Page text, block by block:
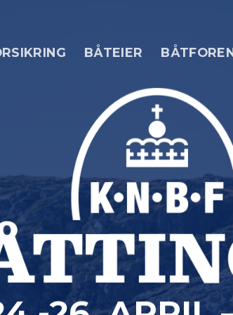
BÅTEIER